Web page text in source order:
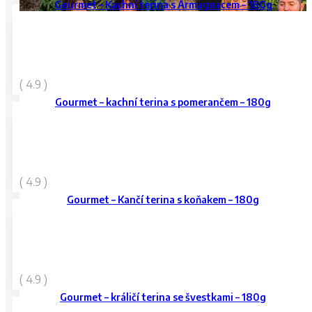
Gourmet – Kachní terina s Armagnacem – 180g
( 4.9 )
Gourmet – kachní terina s pomerančem – 180g
119Kč
( 4.9 )
Gourmet – Kančí terina s koňakem – 180g
119Kč
( 4.9 )
Gourmet – králičí terina se švestkami – 180g
119Kč